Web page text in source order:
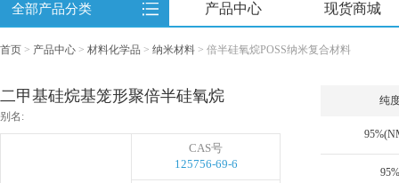
全部产品分类 产品中心 现货商城
首页 > 产品中心 > 材料化学品 > 纳米材料 > 倍半硅氧烷POSS纳米复合材料
二甲基硅烷基笼形聚倍半硅氧烷
别名:
CAS号
125756-69-6
纯
95%